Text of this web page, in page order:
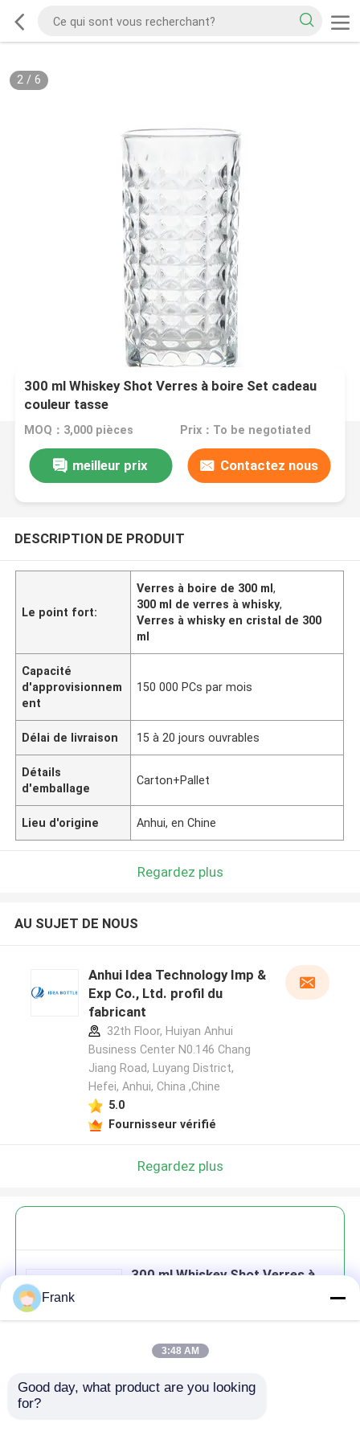
2/ 6
300 ml Whiskey Shot Verres à boire Set cadeau
couleur tasse
MOQ：3,000 pièces Prix：To be negotiated
meilleur prix Contactez nous
DESCRIPTION DE PRODUIT
Le point fort:
Verres à boire de 300 ml,
300 ml de verres à whisky,
Verres à whisky en cristal de 300
ml
Capacité
d'approvisionnem
ent
150 000 PCs par mois
Délai de livraison 15 à 20 jours ouvrables
Détails
d'emballage
Carton+Pallet
Lieu d'origine Anhui, en Chine
Regardez plus
AU SUJET DE NOUS
Anhui Idea Technology Imp &
Exp Co., Ltd. profil du
fabricant
32th Floor, Huiyan Anhui
Business Center N0.146 Chang
Jiang Road, Luyang District,
Hefei, Anhui, China ,Chine
5.0
Fournisseur vérifié
Regardez plus
300 ml Whiskey Shot Verres à
Continuer
Frank
3:48 AM
Good day, what product are you looking
for?